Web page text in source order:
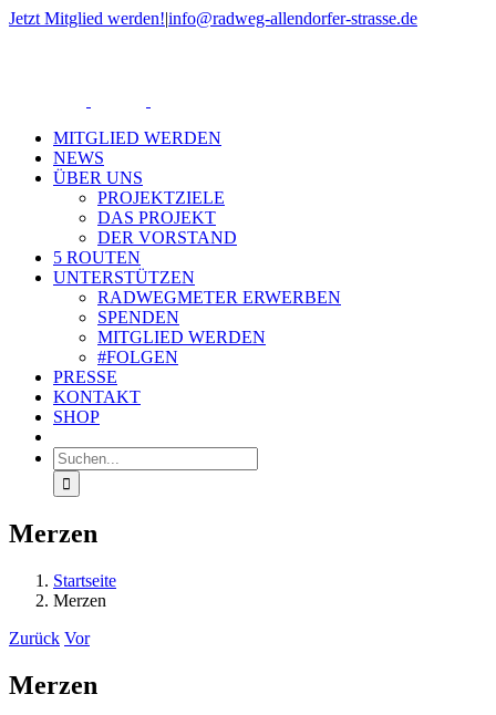
Zum
Jetzt Mitglied werden!|info@radweg-allendorfer-strasse.de
MITGLIED WERDEN
NEWS
ÜBER UNS
PROJEKTZIELE
DAS PROJEKT
DER VORSTAND
5 ROUTEN
UNTERSTÜTZEN
RADWEGMETER ERWERBEN
SPENDEN
MITGLIED WERDEN
#FOLGEN
PRESSE
KONTAKT
SHOP
Suche
nach:
Merzen
Startseite
Merzen
Zurück Vor
Merzen